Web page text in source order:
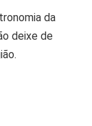
da
deixe de